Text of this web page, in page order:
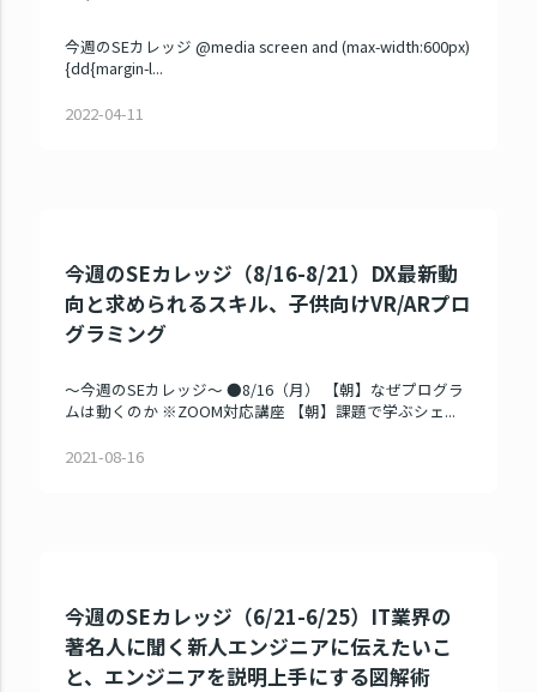
今週のSEカレッジ @media screen and (max-width:600px)
{dd{margin-l...
2022-04-11
今週のSEカレッジ（8/16-8/21）DX最新動
向と求められるスキル、子供向けVR/ARプロ
グラミング
～今週のSEカレッジ～ ●8/16（月） 【朝】なぜプログラ
ムは動くのか ※ZOOM対応講座 【朝】課題で学ぶシェ...
2021-08-16
今週のSEカレッジ（6/21-6/25）IT業界の
著名人に聞く新人エンジニアに伝えたいこ
と、エンジニアを説明上手にする図解術